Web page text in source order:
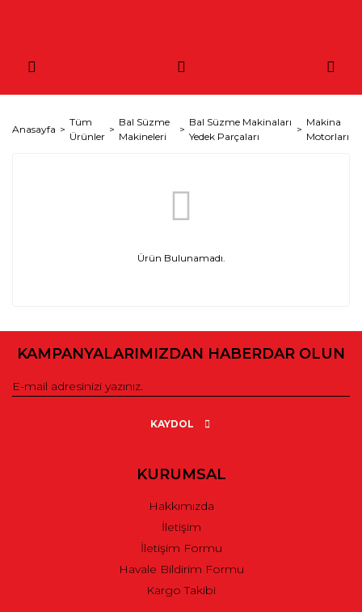
Anasayfa
Tüm
Ürünler
Bal Süzme
Makineleri
Bal Süzme Makinaları
Yedek Parçaları
Makina
Motorları
Ürün Bulunamadı.
KAMPANYALARIMIZDAN HABERDAR OLUN
KAYDOL
KURUMSAL
Hakkımızda
İletişim
İletişim Formu
Havale Bildirim Formu
Kargo Takibi